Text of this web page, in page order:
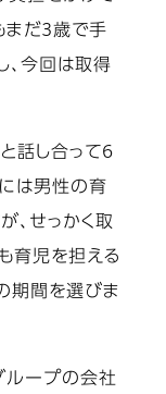
まだ3歳で手
、今回は取得
話し合って6
は男性の育
、せっかく取
育児を担える
期間を選びま
ループの会社